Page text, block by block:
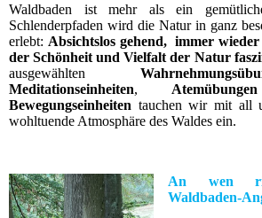
Waldbaden ist mehr als ein
Schlenderpfaden wird die Natur in ganz
erlebt: Absichtslos gehend, immer
der Schönheit und Vielfalt der Natur
ausgewählten
Meditationseinheiten, Atemübungen
Bewegungseinheiten tauchen wir mit all
wohltuende Atmosphäre des Waldes ein.
An wen
Waldbaden-